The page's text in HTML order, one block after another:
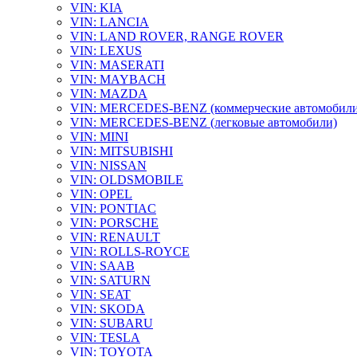
VIN: KIA
VIN: LANCIA
VIN: LAND ROVER, RANGE ROVER
VIN: LEXUS
VIN: MASERATI
VIN: MAYBACH
VIN: MAZDA
VIN: MERCEDES-BENZ (коммерческие
VIN: MERCEDES-BENZ (легковые автомобили)
VIN: MINI
VIN: MITSUBISHI
VIN: NISSAN
VIN: OLDSMOBILE
VIN: OPEL
VIN: PONTIAC
VIN: PORSCHE
VIN: RENAULT
VIN: ROLLS-ROYCE
VIN: SAAB
VIN: SATURN
VIN: SEAT
VIN: SKODA
VIN: SUBARU
VIN: TESLA
VIN: TOYOTA